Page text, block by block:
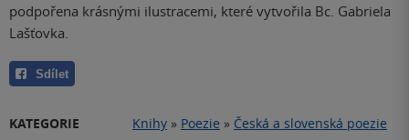
podpořena krásnými ilustracemi, které vytvořila Bc. Gabriela
Lašťovka.
Sdílet
KATEGORIE Knihy » Poezie » Česká a slovenská poezie